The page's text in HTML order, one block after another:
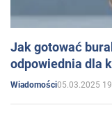
Jak gotować
odpowiednia dla
Wiadomości05.03.2025